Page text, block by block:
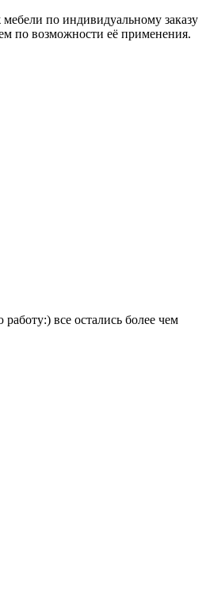
по индивидуальному заказу
по возможности её применения.
все остались более чем